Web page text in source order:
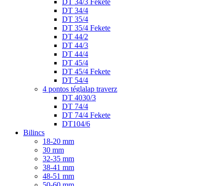
DT 34/3 Fekete
DT 34/4
DT 35/4
DT 35/4 Fekete
DT 44/2
DT 44/3
DT 44/4
DT 45/4
DT 45/4 Fekete
DT 54/4
4 pontos téglalap traverz
DT 4030/3
DT 74/4
DT 74/4 Fekete
DT104/6
Bilincs
18-20 mm
30 mm
32-35 mm
38-41 mm
48-51 mm